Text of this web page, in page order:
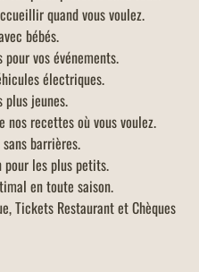
quand vous voulez.
bébés.
vos événements.
électriques.
plus jeunes.
nos recettes où vous voulez.
barrières.
pour les plus petits.
en toute saison.
Tickets Restaurant et Chèques